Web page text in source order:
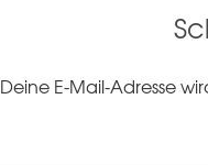
Deine E-Mail-Adresse